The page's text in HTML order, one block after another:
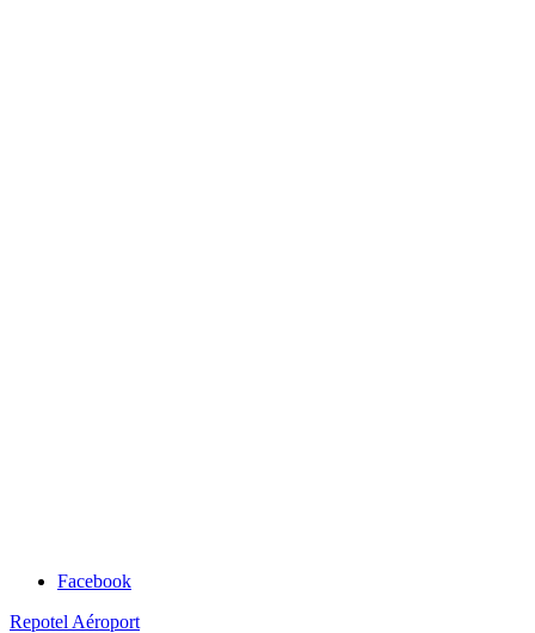
Facebook
Repotel Aéroport